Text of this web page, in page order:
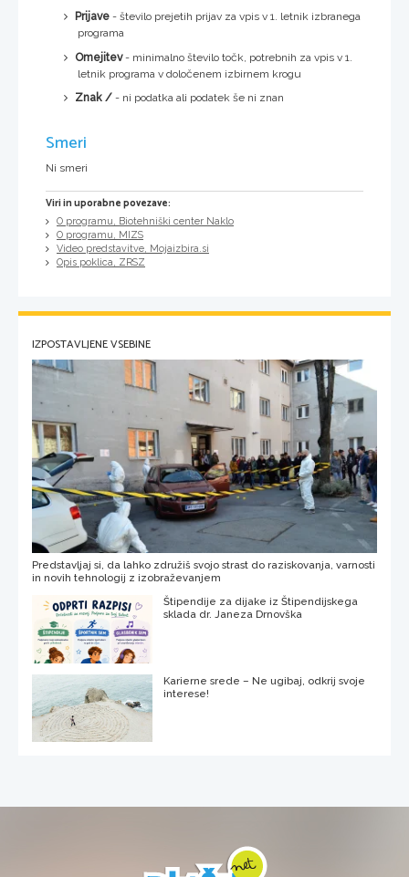
Prijave - število prejetih prijav za vpis v 1. letnik izbranega
programa
Omejitev- minimalno število točk, potrebnih za vpis v 1.
letnik programa v določenem izbirnem krogu
Znak / - ni podatka ali podatek še ni znan
Smeri
Ni smeri
Viri in uporabne povezave:
O programu, Biotehniški center Naklo
O programu, MIZS
Video predstavitve, Mojaizbira.si
Opis poklica, ZRSZ
IZPOSTAVLJENE VSEBINE
Predstavljaj si, da lahko združiš svojo strast do raziskovanja, varnosti
in novih tehnologij z izobraževanjem
Štipendije za dijake iz Štipendijskega
sklada dr. Janeza Drnovška
Karierne srede – Ne ugibaj, odkrij svoje
interese!